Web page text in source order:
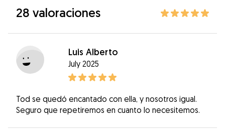
28 valoraciones
Luis Alberto
July 2025
Tod se quedó encantado con ella, y nosotros igual.
Seguro que repetiremos en cuanto lo necesitemos.